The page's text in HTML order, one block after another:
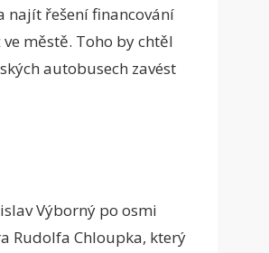
najít řešení financování
městě. Toho by chtěl
autobusech zavést
Výborný po osmi
Rudolfa Chloupka, který